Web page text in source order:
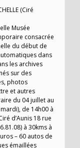
(Ciré
Musée
consacrée
du début de
dans
les archives
sur des
photos
et autres
du 04 juillet au
de 14h00 à
d’Aunis 18 rue
à 30kms à
– 60 autos de
émaillées